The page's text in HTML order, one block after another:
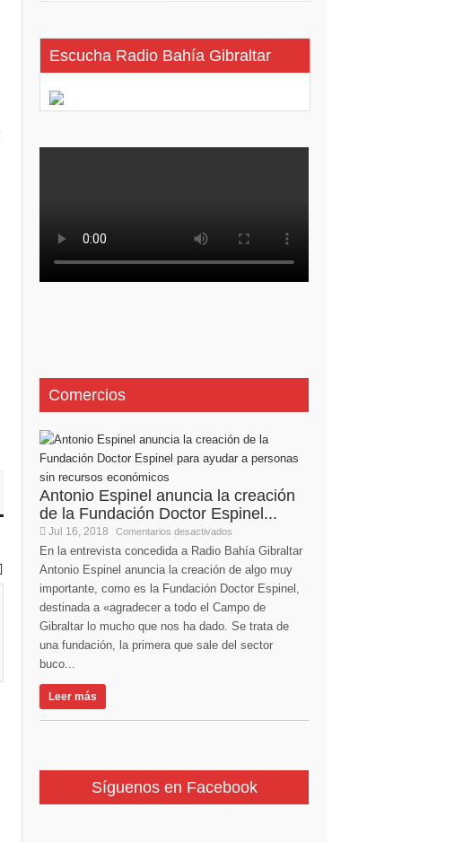
Escucha Radio Bahía Gibraltar
Comercios
Antonio Espinel anuncia la creación
de la Fundación Doctor Espinel...
Jul 16, 2018 Comentarios desactivados
En la entrevista concedida a Radio Bahía Gibraltar
Antonio Espinel anuncia la creación de algo muy
importante, como es la Fundación Doctor Espinel,
destinada a «agradecer a todo el Campo de
Gibraltar lo mucho que nos ha dado. Se trata de
una fundación, la primera que sale del sector
buco...
Leer más
Síguenos en Facebook